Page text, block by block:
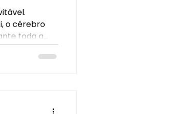
o cérebro
toda a
.